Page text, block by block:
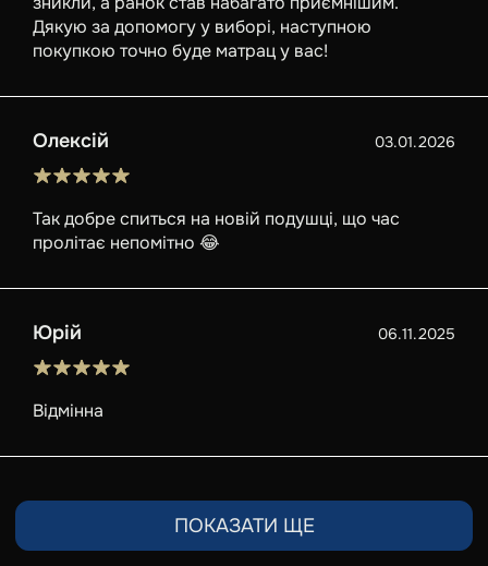
Дякую за допомогу у виборі, наступною
покупкою точно буде матрац у вас!
Олексій 03.01.2026
Так добре спиться на новій подушці, що час
пролітає непомітно 😂
Юрій 06.11.2025
Відмінна
ПОКАЗАТИ ЩЕ